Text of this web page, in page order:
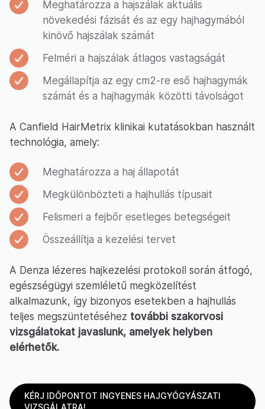
Meghatározza a hajszálak aktuális
növekedési fázisát és az egy hajhagymából
kinövő hajszálak számát
Felméri a hajszálak átlagos vastagságát
Megállapítja az egy cm2-re eső hajhagymák
számát és a hajhagymák közötti távolságot
A Canfield HairMetrix klinikai kutatásokban használt
technológia, amely:
Meghatározza a haj állapotát
Megkülönbözteti a hajhullás típusait
Felismeri a fejbőr esetleges betegségeit
Összeállítja a kezelési tervet
A Denza lézeres hajkezelési protokoll során átfogó,
egészségügyi szemléletű megközelítést
alkalmazunk, így bizonyos esetekben a hajhullás
teljes megszüntetéséhez további szakorvosi
vizsgálatokat javaslunk, amelyek helyben
elérhetők.
KÉRJ IDŐPONTOT INGYENES HAJGYÓGYÁSZATI
VIZSGÁLATRA!